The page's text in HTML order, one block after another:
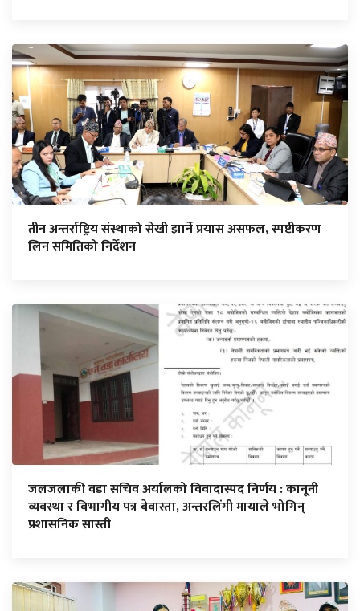
तीन अन्तर्राष्ट्रिय संस्थाको सेखी झार्ने प्रयास असफल, स्पष्टीकरण
लिन समितिको निर्देशन
जलजलाकी वडा सचिव अर्यालको विवादास्पद निर्णय : कानूनी
व्यवस्था र विभागीय पत्र बेवास्ता, अन्तरलिंगी मायाले भोगिन्
प्रशासनिक सास्ती